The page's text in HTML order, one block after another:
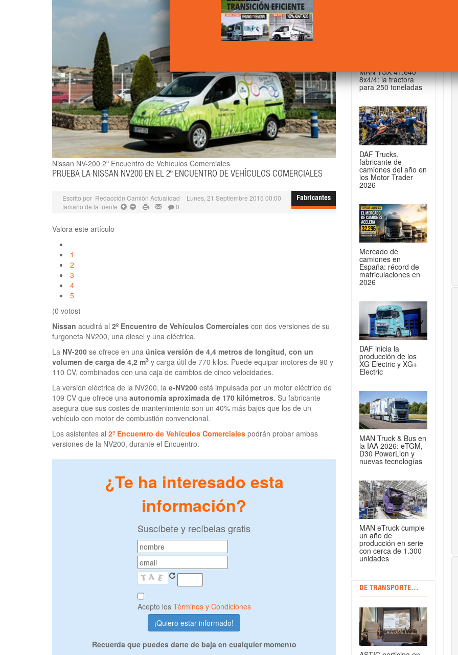
Nissan NV-200 2º Encuentro de Vehículos Comerciales
PRUEBA LA NISSAN NV200 EN EL 2º ENCUENTRO DE VEHÍCULOS COMERCIALES
Fabricantes
Escrito por Redacción Camión Actualidad
Lunes, 21 Septiembre 2015 00:00
tamaño de la fuente
0
Valora este artículo
1
2
3
4
5
(0 votos)
Nissan acudirá al 2º Encuentro de Vehículos Comerciales con dos versiones de su
furgoneta NV200, una diesel y una eléctrica.
La NV-200 se ofrece en una única versión de 4,4 metros de longitud, con un
volumen de carga de 4,2 m3 y carga útil de 770 kilos. Puede equipar motores de 90 y
110 CV, combinados con una caja de cambios de cinco velocidades.
La versión eléctrica de la NV200, la e-NV200 está impulsada por un motor eléctrico de
109 CV que ofrece una autonomía aproximada de 170 kilómetros. Su fabricante
asegura que sus costes de mantenimiento son un 40% más bajos que los de un
vehículo con motor de combustión convencional.
Los asistentes al 2º Encuentro de Vehículos Comerciales podrán probar ambas
versiones de la NV200, durante el Encuentro.
¿Te ha interesado esta
información?
Suscíbete y recíbelas gratis
Acepto los Términos y Condiciones
Recuerda que puedes darte de baja en cualquier momento
MAN TGX 41.640
8x4/4: la tractora
para 250 toneladas
DAF Trucks,
fabricante de
camiones del año en
los Motor Trader
2026
Mercado de
camiones en
España: récord de
matriculaciones en
2026
DAF inicia la
producción de los
XG Electric y XG+
Electric
MAN Truck & Bus en
la IAA 2026: eTGM,
D30 PowerLion y
nuevas tecnologías
MAN eTruck cumple
un año de
producción en serie
con cerca de 1.300
unidades
DE TRANSPORTE...